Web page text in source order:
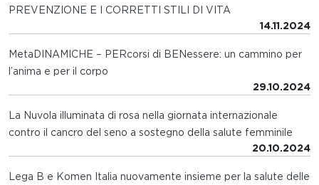
PREVENZIONE E I CORRETTI STILI DI VITA
14.11.2024
MetaDINAMICHE – PERcorsi di BENessere: un cammino per
l’anima e per il corpo
29.10.2024
La Nuvola illuminata di rosa nella giornata internazionale
contro il cancro del seno a sostegno della salute femminile
20.10.2024
Lega B e Komen Italia nuovamente insieme per la salute delle